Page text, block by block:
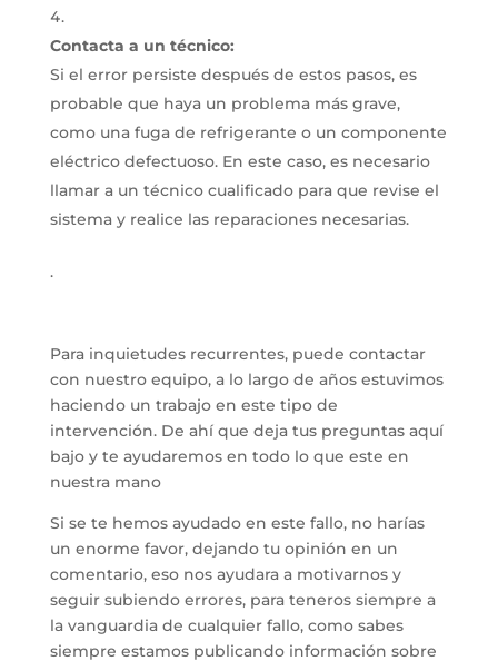
Contacta a un técnico:
Si el error persiste después de estos pasos, es
probable que haya un problema más grave,
como una fuga de refrigerante o un componente
eléctrico defectuoso. En este caso, es necesario
llamar a un técnico cualificado para que revise el
sistema y realice las reparaciones necesarias.
.
Para inquietudes recurrentes, puede contactar
con nuestro equipo, a lo largo de años estuvimos
haciendo un trabajo en este tipo de
intervención. De ahí que deja tus preguntas aquí
bajo y te ayudaremos en todo lo que este en
nuestra mano
Si se te hemos ayudado en este fallo, no harías
un enorme favor, dejando tu opinión en un
comentario, eso nos ayudara a motivarnos y
seguir subiendo errores, para teneros siempre a
la vanguardia de cualquier fallo, como sabes
siempre estamos publicando información sobre